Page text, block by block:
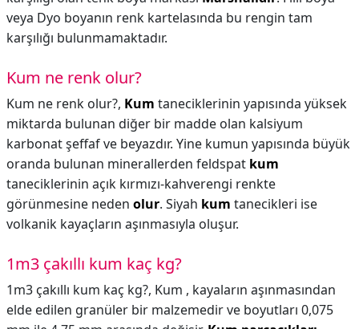
veya Dyo boyanın renk kartelasında bu rengin tam
karşılığı bulunmamaktadır.
Kum ne renk olur?
Kum ne renk olur?, Kum taneciklerinin yapısında yüksek
miktarda bulunan diğer bir madde olan kalsiyum
karbonat şeffaf ve beyazdır. Yine kumun yapısında büyük
oranda bulunan minerallerden feldspat kum
taneciklerinin açık kırmızı-kahverengi renkte
görünmesine neden olur. Siyah kum tanecikleri ise
volkanik kayaçların aşınmasıyla oluşur.
1m3 çakıllı kum kaç kg?
1m3 çakıllı kum kaç kg?, Kum , kayaların aşınmasından
elde edilen granüler bir malzemedir ve boyutları 0,075